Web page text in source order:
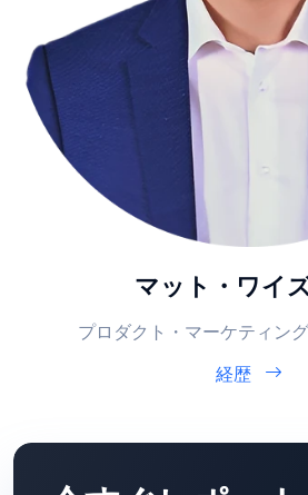
マット・ワイ
プロダクト・マーケティング
経歴